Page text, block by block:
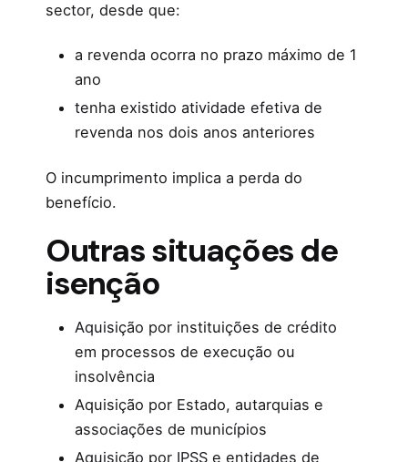
sector, desde que:
a revenda ocorra no prazo máximo de 1
ano
tenha existido atividade efetiva de
revenda nos dois anos anteriores
O incumprimento implica a perda do
benefício.
Outras situações de
isenção
Aquisição por instituições de crédito
em processos de execução ou
insolvência
Aquisição por Estado, autarquias e
associações de municípios
Aquisição por IPSS e entidades de